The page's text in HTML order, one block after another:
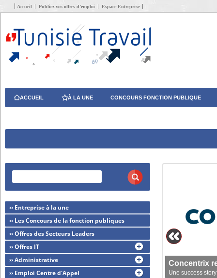
Accueil Publiez vos offres d’emploi Espace Entreprise
ACCUEIL À LA UNE CONCOURS FONCTION PUBLIQUE
Concentrix
Une success
›› Entreprise à la une
›› Les Concours de la fonction publiques
›› Offres des Secteurs Leaders
›› Offres IT
›› Administrative
›› Emploi Centre d'Appel